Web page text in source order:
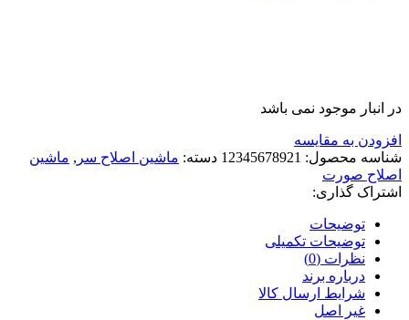
در انبار موجود نمی باشد
افزودن به مقایسه
شناسه محصول: 12345678921 دسته: ماشین اصلاح سر , ماشین
اصلاح صورت
اشتراک گذاری:
توضیحات
توضیحات تکمیلی
نظرات (0)
درباره برند
شرایط ارسال کالا
غیر اصل